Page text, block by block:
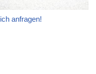
anfragen!